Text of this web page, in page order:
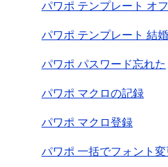
パワポ テンプレート オ
パワポ テンプレート 結婚
パワポ パスワード忘れた
パワポ マクロの記録
パワポ マクロ登録
パワポ 一括でフォント変